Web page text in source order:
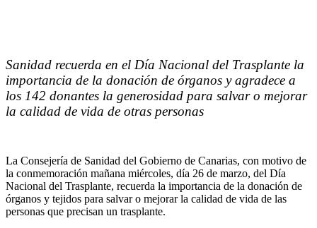
Sanidad recuerda en el Día Nacional del Trasplante la
importancia de la donación de órganos y agradece a
los 142 donantes la generosidad para salvar o mejorar
la calidad de vida de otras personas
La Consejería de Sanidad del Gobierno de Canarias, con motivo de
la conmemoración mañana miércoles, día 26 de marzo, del Día
Nacional del Trasplante, recuerda la importancia de la donación de
órganos y tejidos para salvar o mejorar la calidad de vida de las
personas que precisan un trasplante.